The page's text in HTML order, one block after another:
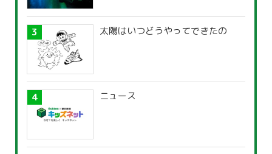
太陽はいつどうやってできたの
ニュース